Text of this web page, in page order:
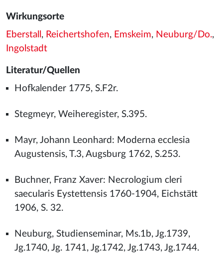
Wirkungsorte
Eberstall , Reichertshofen, Emskeim, Neuburg/Do.,
Ingolstadt
Literatur/Quellen
Hofkalender 1775, S.F2r.
Stegmeyr, Weiheregister, S.395.
Mayr, Johann Leonhard: Moderna ecclesia
Augustensis, T.3, Augsburg 1762, S.253.
Buchner, Franz Xaver: Necrologium cleri
saecularis Eystettensis 1760-1904, Eichstätt
1906, S. 32.
Neuburg, Studienseminar, Ms.1b, Jg.1739,
Jg.1740, Jg. 1741, Jg.1742, Jg.1743, Jg.1744.